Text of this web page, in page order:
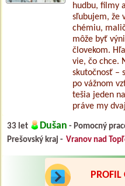
hudbu, filmy
sľubujem, že
chémiu,
môže byť
človekom.
vie, čo chce.
skutočnosť –
po vážnom
tešia jeden
práve my
33 let Dušan - Pomocný
Prešovský kraj - Vranov nad